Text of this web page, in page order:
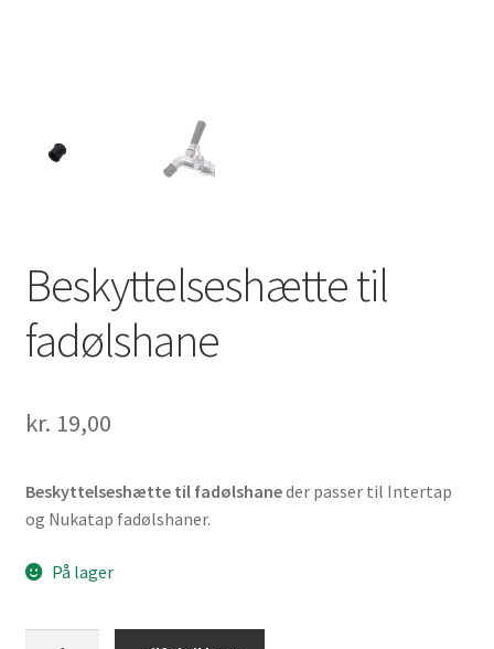
Beskyttelseshætte til
fadølshane
kr. 19,00
Beskyttelseshætte til fadølshaneder passer til Intertap
og Nukatap fadølshaner.
På lager